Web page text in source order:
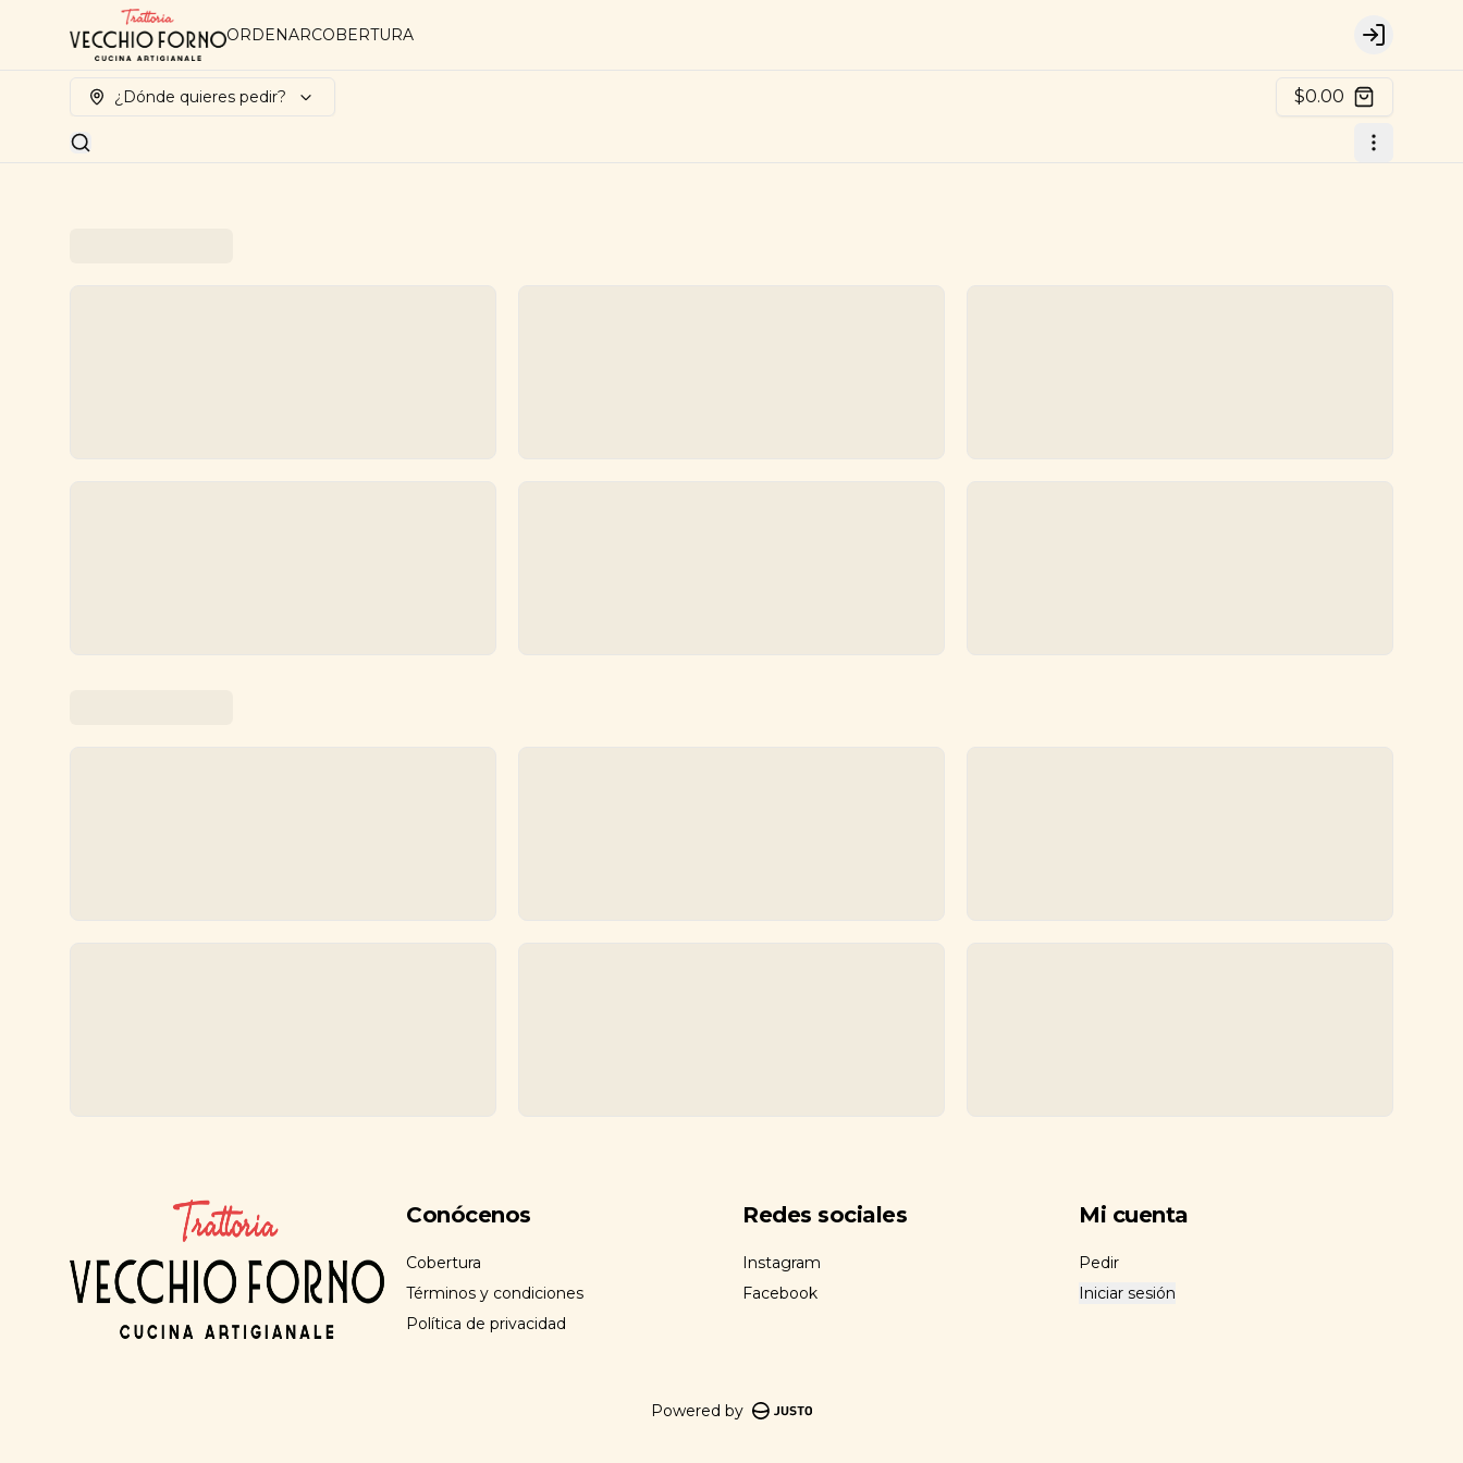
ORDENARCOBERTURA Login
¿Dónde quieres pedir? $0.00
Conócenos
Cobertura
Términos y condiciones
Política de privacidad
Redes sociales
Instagram
Facebook
Mi cuenta
Pedir
Iniciar sesión
Powered by